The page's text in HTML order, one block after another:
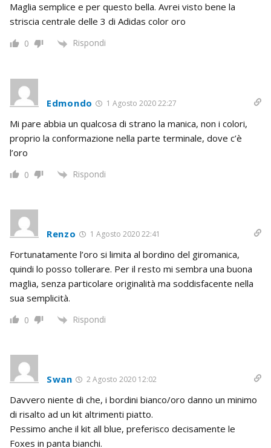
Maglia semplice e per questo bella. Avrei visto bene la
striscia centrale delle 3 di Adidas color oro
0 Rispondi
Edmondo 1 Agosto 2020 22:27
Mi pare abbia un qualcosa di strano la manica, non i colori,
proprio la conformazione nella parte terminale, dove c’è
l’oro
0 Rispondi
Renzo 1 Agosto 2020 22:41
Fortunatamente l’oro si limita al bordino del giromanica,
quindi lo posso tollerare. Per il resto mi sembra una buona
maglia, senza particolare originalità ma soddisfacente nella
sua semplicità.
0 Rispondi
Swan 2 Agosto 2020 12:02
Davvero niente di che, i bordini bianco/oro danno un minimo
di risalto ad un kit altrimenti piatto.
Pessimo anche il kit all blue, preferisco decisamente le
Foxes in panta bianchi.